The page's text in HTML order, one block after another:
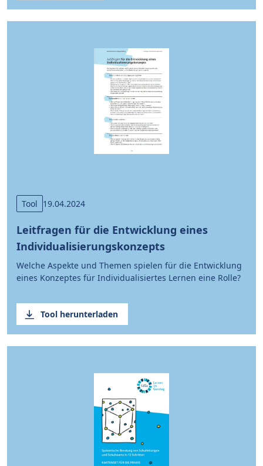
Tool 19.04.2024
Leitfragen für die Entwicklung eines
Individualisierungskonzepts
Welche Aspekte und Themen spielen für die Entwicklung
eines Konzeptes für Individualisiertes Lernen eine Rolle?
Tool herunterladen